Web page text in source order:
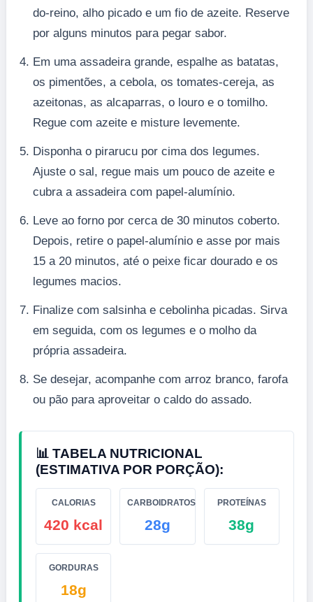
do-reino, alho picado e um fio de azeite. Reserve
por alguns minutos para pegar sabor.
Em uma assadeira grande, espalhe as batatas,
os pimentões, a cebola, os tomates-cereja, as
azeitonas, as alcaparras, o louro e o tomilho.
Regue com azeite e misture levemente.
Disponha o pirarucu por cima dos legumes.
Ajuste o sal, regue mais um pouco de azeite e
cubra a assadeira com papel-alumínio.
Leve ao forno por cerca de 30 minutos coberto.
Depois, retire o papel-alumínio e asse por mais
15 a 20 minutos, até o peixe ficar dourado e os
legumes macios.
Finalize com salsinha e cebolinha picadas. Sirva
em seguida, com os legumes e o molho da
própria assadeira.
Se desejar, acompanhe com arroz branco, farofa
ou pão para aproveitar o caldo do assado.
📊 TABELA NUTRICIONAL
(ESTIMATIVA POR PORÇÃO):
CALORIAS
420 kcal
CARBOIDRATOS
28g
PROTEÍNAS
38g
GORDURAS
18g